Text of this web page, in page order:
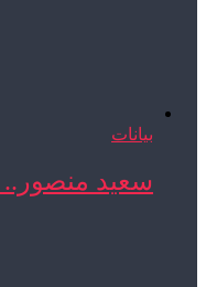
بيانات
سعيد منصور..